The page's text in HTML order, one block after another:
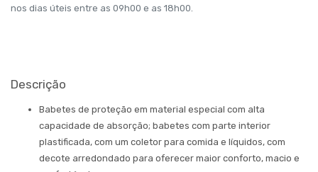
nos dias úteis entre as 09h00 e as 18h00.
Descrição
Babetes de proteção em material especial com alta
capacidade de absorção; babetes com parte interior
plastificada, com um coletor para comida e líquidos, com
decote arredondado para oferecer maior conforto, macio e